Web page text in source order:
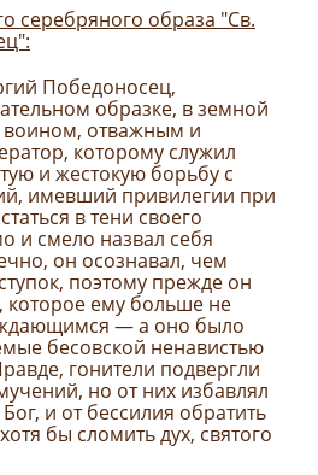
серебряного образа "Св.
Победоносец,
образке, в земной
отважным и
которому служил
и жестокую борьбу с
имевший привилегии при
в тени своего
и смело назвал себя
он осознавал, чем
поэтому прежде он
которое ему больше не
— а оно было
бесовской ненавистью
гонители подвергли
но от них избавлял
и от бессилия обратить
бы сломить дух, святого